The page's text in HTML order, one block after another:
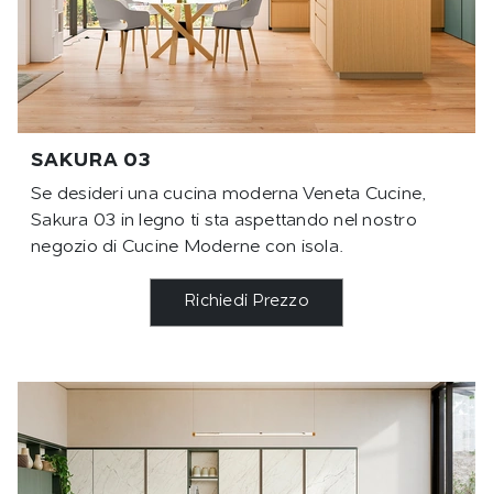
SAKURA 03
Se desideri una cucina moderna Veneta Cucine,
Sakura 03 in legno ti sta aspettando nel nostro
negozio di Cucine Moderne con isola.
Richiedi Prezzo